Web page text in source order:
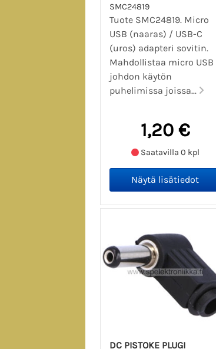
SMC24819
Tuote SMC24819. Micro
USB (naaras) / USB-C
(uros) adapteri sovitin.
Mahdollistaa micro USB
johdon käytön
puhelimissa joissa...
1,20 €
Saatavilla 0 kpl
DC PISTOKE PLUGI